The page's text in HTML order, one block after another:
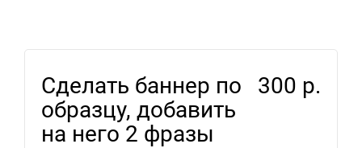
Сделать баннер по
образцу, добавить
на него 2 фразы
300 р.